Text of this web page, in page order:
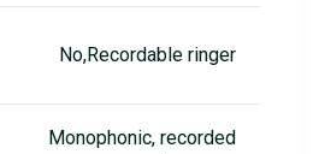
No,Recordable ringer
Monophonic, recorded